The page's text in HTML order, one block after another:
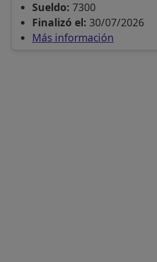
Sueldo: 7300
Finalizó el: 30/07/2026
Más información